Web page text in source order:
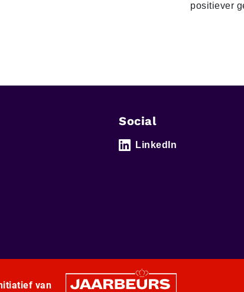
positiever
Social
LinkedIn
van